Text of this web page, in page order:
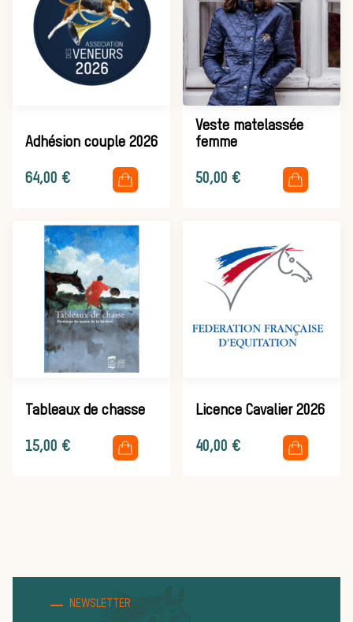
La trompe de
chasse
Les missions de la Société de Vènerie
Assister à une chasse à courre
Déroulement
d’une journée
de chasse
Trouver un
Règles et
Adhésion couple 2026
.
64,00 €
Veste matelassée
femme
.
50,00 €
Tableaux de chasse
.
15,00 €
Licence Cavalier 2026
.
40,00 €
NEWSLETTER